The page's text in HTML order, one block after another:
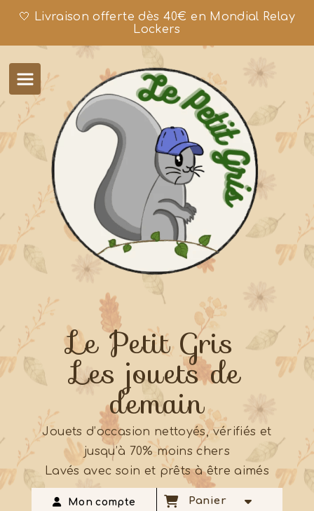
🤍 Livraison offerte dès 40€ en Mondial Relay
Lockers
Le Petit Gris
Les jouets de
demain
Jouets d’occasion nettoyés, vérifiés et
jusqu’à 70% moins chers
Lavés avec soin et prêts à être aimés
Mon compte Panier